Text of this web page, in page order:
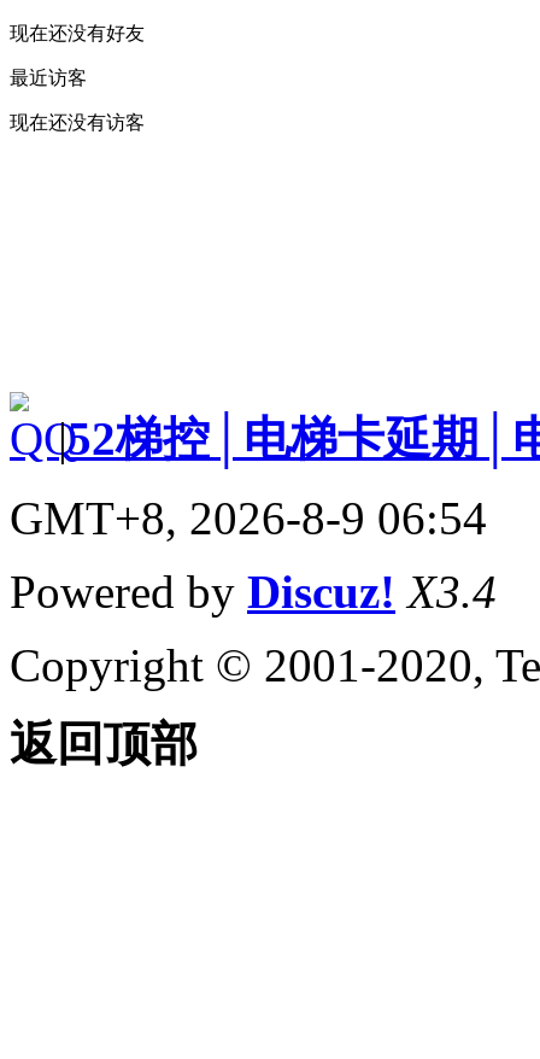
现在还没有好友
最近访客
现在还没有访客
|52梯控│电梯卡延期│
GMT+8, 2026-8-9 06:54
Powered by Discuz! X3.4
Copyright © 2001-2020,
返回顶部